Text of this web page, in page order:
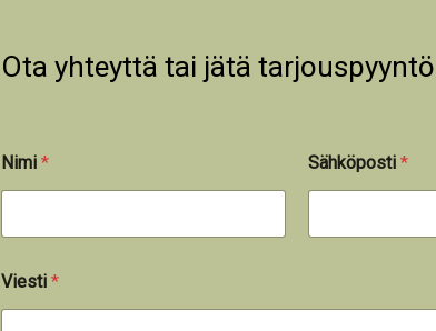
Ota yhteyttä tai jätä tarjouspyyntö
Nimi* Sähköposti *
Viesti*